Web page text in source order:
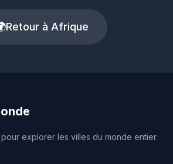
Retour à Afrique
explorer les villes du monde entier.